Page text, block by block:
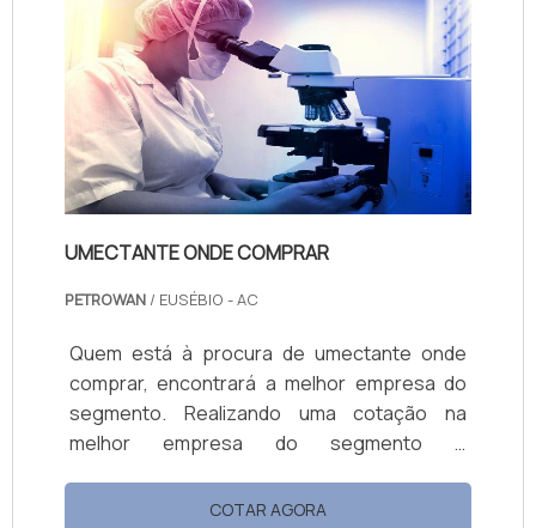
altamente qualificada, encontra na Petrowan.
Atuando com base multiuso e limpa piso e
fosqueante, oferecendo o que há de melhor
no merca...
UMECTANTE ONDE COMPRAR
PETROWAN / EUSÉBIO - AC
Quem está à procura de umectante onde
comprar, encontrará a melhor empresa do
segmento. Realizando uma cotação na
melhor empresa do segmento e
da área de atuação. Quando o tema é
COTAR AGORA